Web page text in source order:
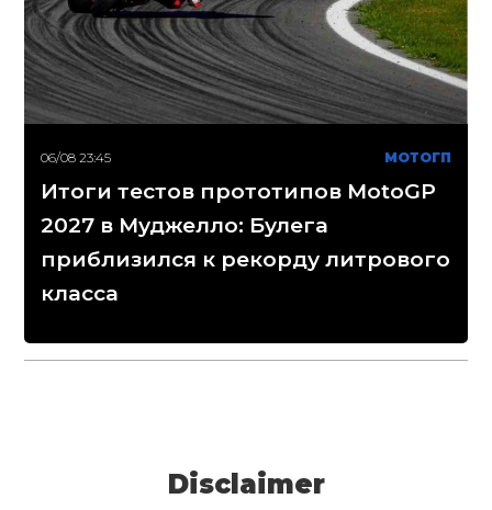
06/08 23:45 МОТОГП
Итоги тестов прототипов MotoGP
2027 в Муджелло: Булега
приблизился к рекорду литрового
класса
Disclaimer